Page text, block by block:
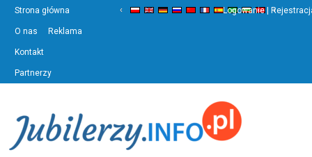
Strona główna
O nas Reklama
Kontakt
Partnerzy
‹ ›
Logowanie |